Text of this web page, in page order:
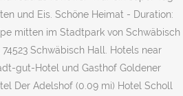
und Eis. Schöne Heimat - Duration:
mitten im Stadtpark von Schwäbisch
Schwäbisch Hall. Hotels near
gut-Hotel und Gasthof Goldener
Der Adelshof (0.09 mi) Hotel Scholl